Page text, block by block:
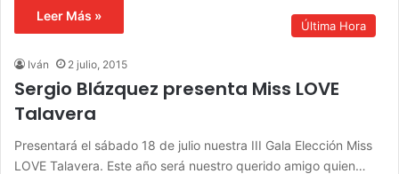
Leer Más »
Última Hora
Iván 2 julio, 2015
Sergio Blázquez presenta Miss LOVE
Talavera
Presentará el sábado 18 de julio nuestra III Gala Elección Miss
LOVE Talavera. Este año será nuestro querido amigo quien…